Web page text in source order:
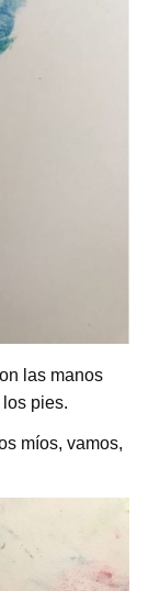
las manos
pies.
míos, vamos,